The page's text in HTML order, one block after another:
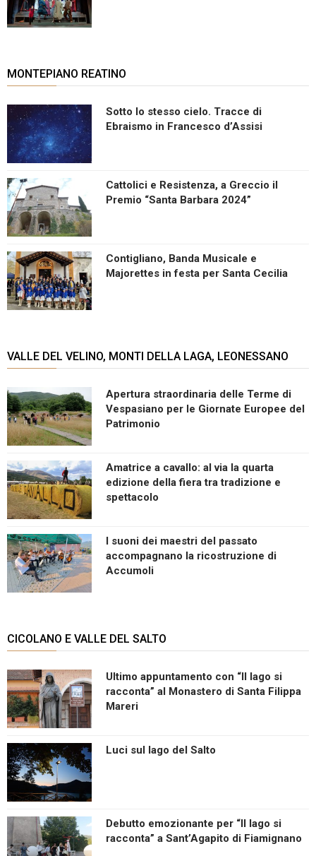
MONTEPIANO REATINO
Sotto lo stesso cielo. Tracce di
Ebraismo in Francesco d’Assisi
Cattolici e Resistenza, a Greccio il
Premio “Santa Barbara 2024”
Contigliano, Banda Musicale e
Majorettes in festa per Santa Cecilia
VALLE DEL VELINO, MONTI DELLA LAGA, LEONESSANO
Apertura straordinaria delle Terme di
Vespasiano per le Giornate Europee del
Patrimonio
Amatrice a cavallo: al via la quarta
edizione della fiera tra tradizione e
spettacolo
I suoni dei maestri del passato
accompagnano la ricostruzione di
Accumoli
CICOLANO E VALLE DEL SALTO
Ultimo appuntamento con “Il lago si
racconta” al Monastero di Santa Filippa
Mareri
Luci sul lago del Salto
Debutto emozionante per “Il lago si
racconta” a Sant’Agapito di Fiamignano